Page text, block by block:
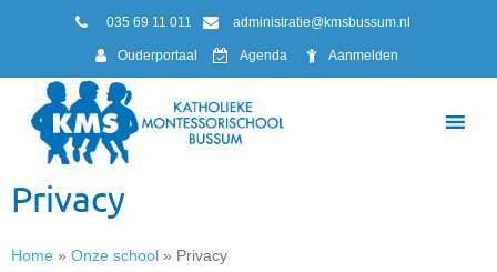
035 69 11 011 administratie@kmsbussum.nl
Ouderportaal Agenda Aanmelden
Privacy
Home » Onze school » Privacy